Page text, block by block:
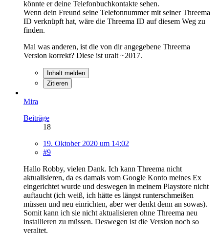
könnte er deine Telefonbuchkontakte sehen.
Wenn dein Freund seine Telefonnummer mit seiner Threema
ID verknüpft hat, wäre die Threema ID auf diesem Weg zu
finden.
Mal was anderen, ist die von dir angegebene Threema
Version korrekt? Diese ist uralt ~2017.
Inhalt melden
Zitieren
Mira
Beiträge
18
19. Oktober 2020 um 14:02
#9
Hallo Robby, vielen Dank. Ich kann Threema nicht
aktualisieren, da es damals vom Google Konto meines Ex
eingerichtet wurde und deswegen in meinem Playstore nicht
auftaucht (ich weiß, ich hätte es längst runterschmeißen
müssen und neu einrichten, aber wer denkt denn an sowas).
Somit kann ich sie nicht aktualisieren ohne Threema neu
installieren zu müssen. Deswegen ist die Version noch so
veraltet.